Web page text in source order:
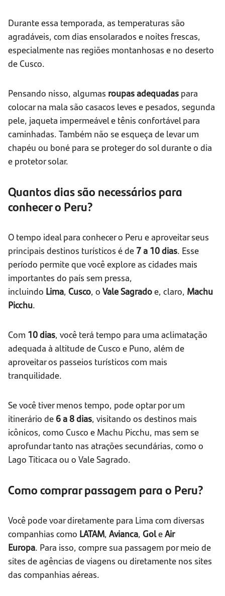
Durante essa temporada, as temperaturas são
agradáveis, com dias ensolarados e noites frescas,
especialmente nas regiões montanhosas e no deserto
de Cusco.
Pensando nisso, algumas roupas adequadas para
colocar na mala são casacos leves e pesados, segunda
pele, jaqueta impermeável e tênis confortável para
caminhadas. Também não se esqueça de levar um
chapéu ou boné para se proteger do sol durante o dia
e protetor solar.
Quantos dias são necessários para
conhecer o Peru?
O tempo ideal para conhecer o Peru e aproveitar seus
principais destinos turísticos é de 7 a 10 dias. Esse
período permite que você explore as cidades mais
importantes do país sem pressa,
incluindo Lima, Cusco, o Vale Sagradoe, claro, Machu
Picchu.
Com 10 dias, você terá tempo para uma aclimatação
adequada à altitude de Cusco e Puno, além de
aproveitar os passeios turísticos com mais
tranquilidade.
Se você tiver menos tempo, pode optar por um
itinerário de 6 a 8 dias, visitando os destinos mais
icônicos, como Cusco e Machu Picchu, mas sem se
aprofundar tanto nas atrações secundárias, como o
Lago Titicaca ou o Vale Sagrado.
Como comprar passagem para o Peru?
Você pode voar diretamente para Lima com diversas
companhias como LATAM, Avianca, GoleAir
Europa. Para isso, compre sua passagem por meio de
sites de agências de viagens ou diretamente nos sites
das companhias aéreas.